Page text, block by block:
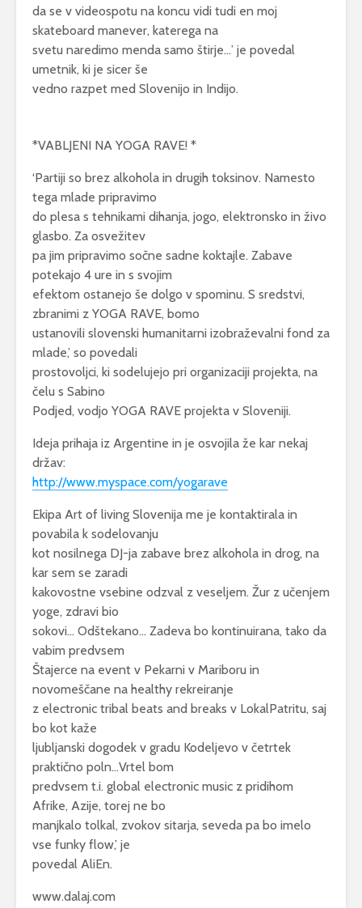
da se v videospotu na koncu vidi tudi en moj
skateboard manever, katerega na
svetu naredimo menda samo štirje…’ je povedal
umetnik, ki je sicer še
vedno razpet med Slovenijo in Indijo.
*VABLJENI NA YOGA RAVE! *
‘Partiji so brez alkohola in drugih toksinov. Namesto
tega mlade pripravimo
do plesa s tehnikami dihanja, jogo, elektronsko in živo
glasbo. Za osvežitev
pa jim pripravimo sočne sadne koktajle. Zabave
potekajo 4 ure in s svojim
efektom ostanejo še dolgo v spominu. S sredstvi,
zbranimi z YOGA RAVE, bomo
ustanovili slovenski humanitarni izobraževalni fond za
mlade,’ so povedali
prostovoljci, ki sodelujejo pri organizaciji projekta, na
čelu s Sabino
Podjed, vodjo YOGA RAVE projekta v Sloveniji.
Ideja prihaja iz Argentine in je osvojila že kar nekaj
držav:
http://www.myspace.com/yogarave
Ekipa Art of living Slovenija me je kontaktirala in
povabila k sodelovanju
kot nosilnega DJ-ja zabave brez alkohola in drog, na
kar sem se zaradi
kakovostne vsebine odzval z veseljem. Žur z učenjem
yoge, zdravi bio
sokovi… Odštekano… Zadeva bo kontinuirana, tako da
vabim predvsem
Štajerce na event v Pekarni v Mariboru in
novomeščane na healthy rekreiranje
z electronic tribal beats and breaks v LokalPatritu, saj
bo kot kaže
ljubljanski dogodek v gradu Kodeljevo v četrtek
praktično poln…Vrtel bom
predvsem t.i. global electronic music z pridihom
Afrike, Azije, torej ne bo
manjkalo tolkal, zvokov sitarja, seveda pa bo imelo
vse funky flow,’ je
povedal AliEn.
www.dalaj.com
7 napak, ki jih v
vročini dela skoraj
vsak človek
Prost vstop na
14 maja, 2026